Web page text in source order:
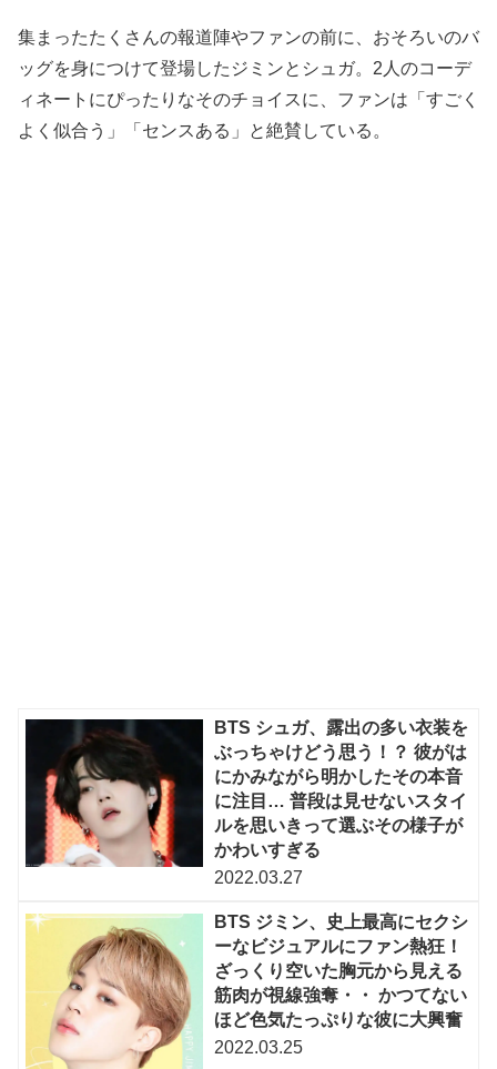
集まったたくさんの報道陣やファンの前に、おそろいのバ
ッグを身につけて登場したジミンとシュガ。2人のコーデ
ィネートにぴったりなそのチョイスに、ファンは「すごく
よく似合う」「センスある」と絶賛している。
BTS シュガ、露出の多い衣装を
ぶっちゃけどう思う！？ 彼がは
にかみながら明かしたその本音
に注目… 普段は見せないスタイ
ルを思いきって選ぶその様子が
かわいすぎる
2022.03.27
BTS ジミン、史上最高にセクシ
ーなビジュアルにファン熱狂！
ざっくり空いた胸元から見える
筋肉が視線強奪・・ かつてない
ほど色気たっぷりな彼に大興奮
2022.03.25